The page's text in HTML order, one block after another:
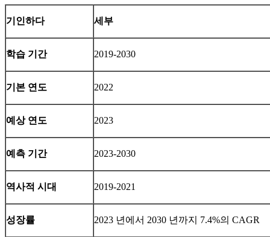
기인하다 세부
학습 기간 2019-2030
기본 연도 2022
예상 연도 2023
예측 기간 2023-2030
역사적 시대 2019-2021
성장률 2023 년에서 2030 년까지 7.4%의 CAGR